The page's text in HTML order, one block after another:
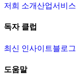
저희 소개산업서비스
독자 클럽
최신 인사이트블로그
도움말